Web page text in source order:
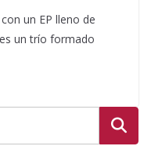
un EP lleno de
un trío formado